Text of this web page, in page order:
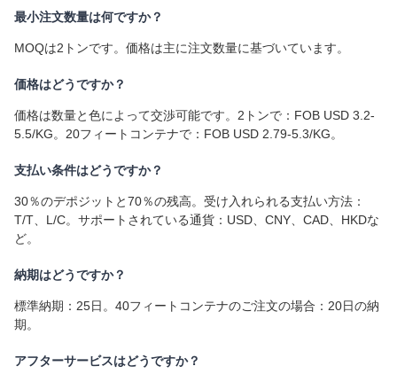
最小注文数量は何ですか？
MOQは2トンです。価格は主に注文数量に基づいています。
価格はどうですか？
価格は数量と色によって交渉可能です。2トンで：FOB USD 3.2-
5.5/KG。20フィートコンテナで：FOB USD 2.79-5.3/KG。
支払い条件はどうですか？
30％のデポジットと70％の残高。受け入れられる支払い方法：
T/T、L/C。サポートされている通貨：USD、CNY、CAD、HKDな
ど。
納期はどうですか？
標準納期：25日。40フィートコンテナのご注文の場合：20日の納
期。
アフターサービスはどうですか？